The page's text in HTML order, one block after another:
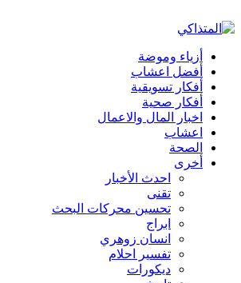
أزياء وموضة
أفضل اعشاب
أفكار تسويقية
أفكار صحية
اخبار المال والاعمال
اعشاب
الصحة
أخرى
احدث الأخبار
تقنى
تحسين محركات البحث
ابراج
انسان زوهري
تفسير احلام
ديكورات